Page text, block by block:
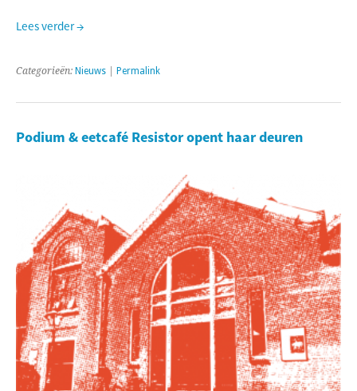
Lees verder →
Categorieën: Nieuws Permalink
Podium & eetcafé Resistor opent haar deuren